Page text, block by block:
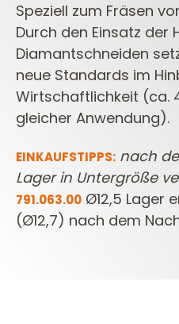
Speziell zum Fräsen
Durch den Einsatz der
Diamantschneiden
neue Standards im
Wirtschaftlichkeit (ca.
gleicher Anwendung).
EINKAUFSTIPPS: nach
Lager in Untergröße
791.063.00 Ø12,5 Lager
(Ø12,7) nach dem